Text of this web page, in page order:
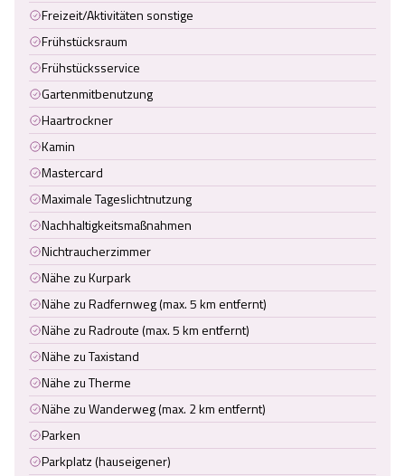
Freizeit/Aktivitäten sonstige
Frühstücksraum
Frühstücksservice
Gartenmitbenutzung
Haartrockner
Kamin
Mastercard
Maximale Tageslichtnutzung
Nachhaltigkeitsmaßnahmen
Nichtraucherzimmer
Nähe zu Kurpark
Nähe zu Radfernweg (max. 5 km entfernt)
Nähe zu Radroute (max. 5 km entfernt)
Nähe zu Taxistand
Nähe zu Therme
Nähe zu Wanderweg (max. 2 km entfernt)
Parken
Parkplatz (hauseigener)